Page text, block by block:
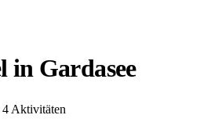
in Gardasee
4 Aktivitäten